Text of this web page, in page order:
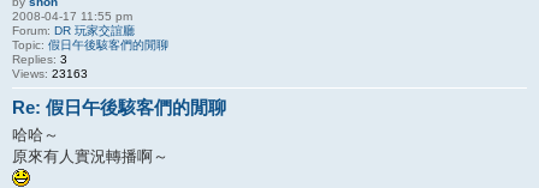
2008-04-17 11:55 pm
Forum: DR 玩家交誼廳
Topic: 假日午後駭客們的閒聊
Replies: 3
Views: 23163
Re: 假日午後駭客們的閒聊
哈哈～
原來有人實況轉播啊～